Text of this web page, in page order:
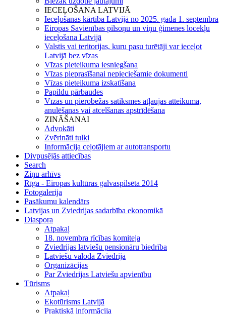
IECEĻOŠANA LATVIJĀ
Ieceļošanas kārtība Latvijā no 2025. gada 1. septembra
Eiropas Savienības pilsoņu un viņu ģimenes locekļu
ieceļošana Latvijā
Valstis vai teritorijas, kuru pasu turētāji var ieceļot
Latvijā bez vīzas
Vīzas pieteikuma iesniegšana
Vīzas pieprasīšanai nepieciešamie dokumenti
Vīzas pieteikuma izskatīšana
Papildu pārbaudes
Vīzas un pierobežas satiksmes atļaujas atteikuma,
anulēšanas vai atcelšanas apstrīdēšana
ZINĀŠANAI
Advokāti
Zvērināti tulki
Informācija ceļotājiem ar autotransportu
Divpusējās attiecības
Search
Ziņu arhīvs
Rīga - Eiropas kultūras galvaspilsēta 2014
Fotogalerija
Pasākumu kalendārs
Latvijas un Zviedrijas sadarbība ekonomikā
Diaspora
Atpakaļ
18. novembra rīcības komiteja
Zviedrijas latviešu pensionāru biedrība
Latviešu valoda Zviedrijā
Organizācijas
Par Zviedrijas Latviešu apvienību
Tūrisms
Atpakaļ
Ekotūrisms Latvijā
Praktiskā informācija